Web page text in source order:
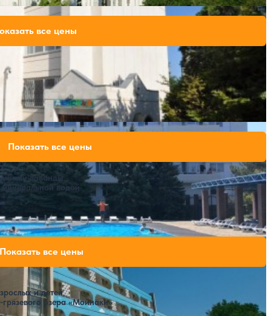
Расстояние до пляжа: 1200 метров.
51,100 ₽
58,100 ₽
за 7 ночей, 2 взрослых
все цены
лаванды
водой
Расстояние до пляжа: 150 метров.
58,520 ₽
81,690 ₽
за 7 ночей, 2 взрослых
Показать все цены
и детей
озера «Мойнаки»
Показать все цены